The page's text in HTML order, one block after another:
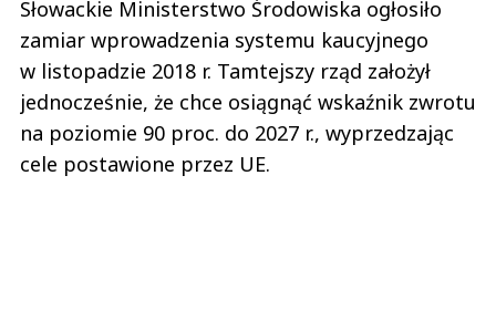
Słowackie Ministerstwo Środowiska ogłosiło
zamiar wprowadzenia systemu kaucyjnego
w listopadzie 2018 r. Tamtejszy rząd założył
jednocześnie, że chce osiągnąć wskaźnik zwrotu
na poziomie 90 proc. do 2027 r., wyprzedzając
cele postawione przez UE.